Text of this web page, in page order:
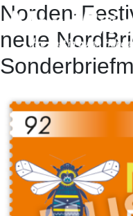
Norden-
neue